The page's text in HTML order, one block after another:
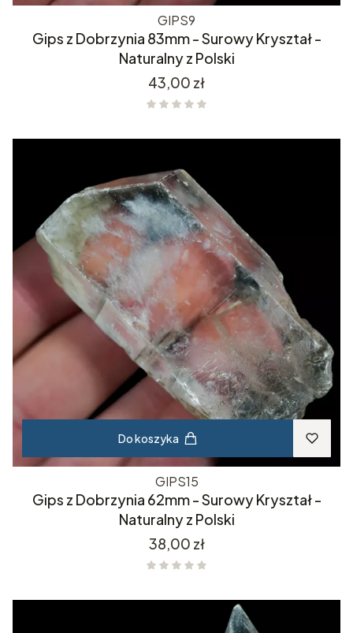
GIPS9
Gips z Dobrzynia 83mm - Surowy Kryształ -
Naturalny z Polski
Cena
43,00 zł
Do koszyka
GIPS15
Gips z Dobrzynia 62mm - Surowy Kryształ -
Naturalny z Polski
Cena
38,00 zł